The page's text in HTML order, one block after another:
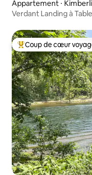
Appartement ⋅
Verdant Landing à
Coups de cœur
Coup de cœur